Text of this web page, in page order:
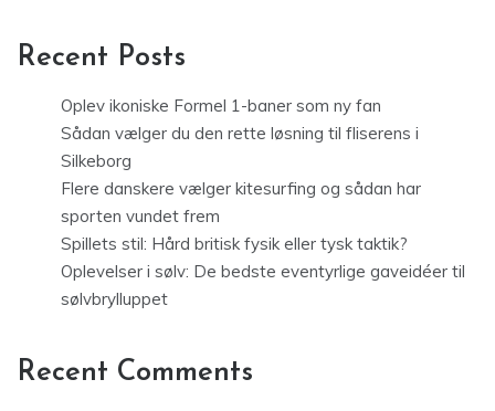
Recent Posts
Oplev ikoniske Formel 1-baner som ny fan
Sådan vælger du den rette løsning til fliserens i
Silkeborg
Flere danskere vælger kitesurfing og sådan har
sporten vundet frem
Spillets stil: Hård britisk fysik eller tysk taktik?
Oplevelser i sølv: De bedste eventyrlige gaveidéer til
sølvbrylluppet
Recent Comments